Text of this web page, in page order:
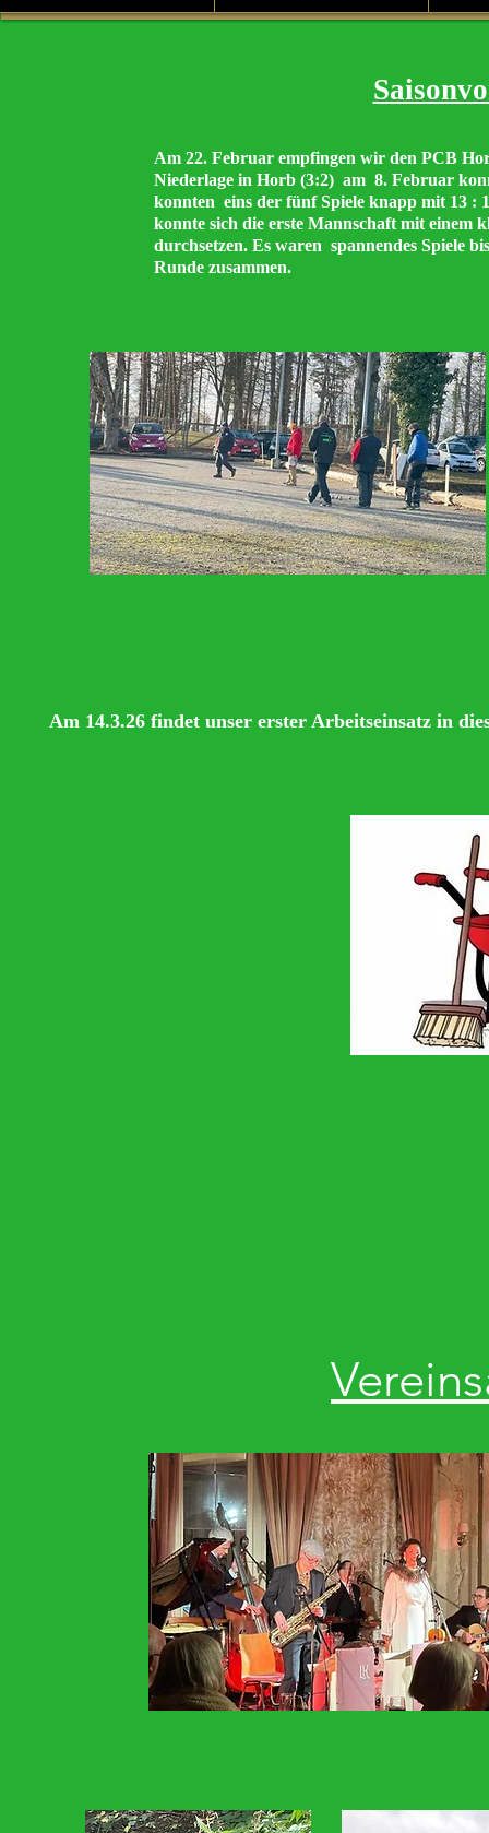
Am 22. Februar empfingen wir den PCB
Niederlage in Horb (3:2) am 8. Februar
konnten eins der fünf Spiele knapp mit 13 :
konnte sich die erste Mannschaft mit einem
durchsetzen. Es waren spannendes Spiele
Runde zusammen.
Am 14.3.26 findet unser erster Arbeitseinsatz in